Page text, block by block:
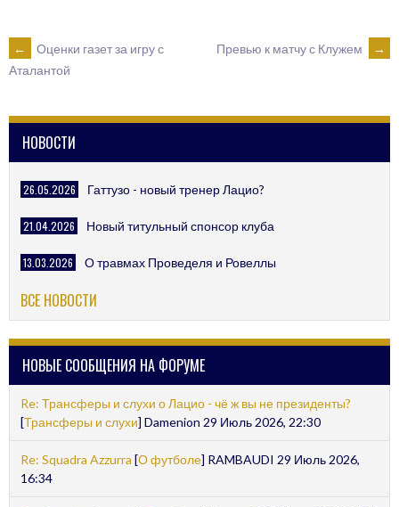
POST
NAVIGATION
←
Оценки газет за игру с
Аталантой
Превью к матчу с Клужем →
НОВОСТИ
26.05.2026 Гаттузо - новый тренер Лацио?
21.04.2026 Новый титульный спонсор клуба
13.03.2026 О травмах Проведеля и Ровеллы
ВСЕ НОВОСТИ
НОВЫЕ СООБЩЕНИЯ НА ФОРУМЕ
Re: Трансферы и слухи о Лацио - чё ж вы не президенты?
[Трансферы и слухи] Damenion 29 Июль 2026, 22:30
Re: Squadra Azzurra [О футболе] RAMBAUDI 29 Июль 2026,
16:34